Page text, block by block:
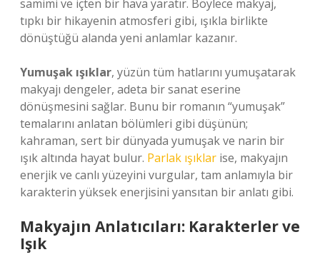
samimi ve içten bir hava yaratır. Böylece makyaj,
tıpkı bir hikayenin atmosferi gibi, ışıkla birlikte
dönüştüğü alanda yeni anlamlar kazanır.
Yumuşak ışıklar, yüzün tüm hatlarını yumuşatarak
makyajı dengeler, adeta bir sanat eserine
dönüşmesini sağlar. Bunu bir romanın “yumuşak”
temalarını anlatan bölümleri gibi düşünün;
kahraman, sert bir dünyada yumuşak ve narin bir
ışık altında hayat bulur. Parlak ışıklar ise, makyajın
enerjik ve canlı yüzeyini vurgular, tam anlamıyla bir
karakterin yüksek enerjisini yansıtan bir anlatı gibi.
Makyajın Anlatıcıları: Karakterler ve
Işık